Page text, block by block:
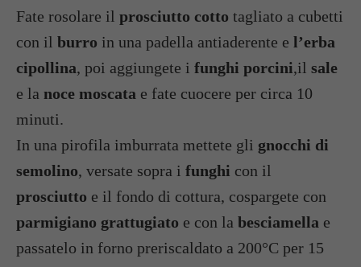
Fate rosolare il prosciutto cotto tagliato a cubetti
con il burro in una padella antiaderente e l’erba
cipollina, poi aggiungete i funghi porcini,il sale
e la noce moscata e fate cuocere per circa 10
minuti.
In una pirofila imburrata mettete gli gnocchi di
semolino, versate sopra i funghi con il
prosciutto e il fondo di cottura, cospargete con
parmigiano grattugiato e con la besciamella e
passatelo in forno preriscaldato a 200°C per 15